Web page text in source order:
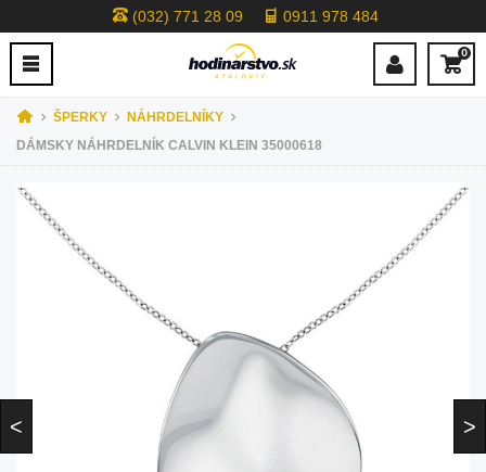
(032) 771 28 09 0911 978 484
0
ŠPERKY
NÁHRDELNÍKY
DÁMSKY NÁHRDELNÍK CALVIN KLEIN 35000618